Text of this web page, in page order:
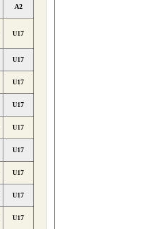
A2
U17
U17
U17
U17
U17
U17
U17
U17
U17